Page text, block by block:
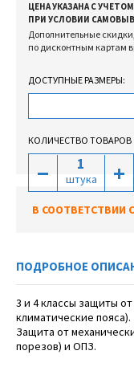
ЦЕНА УКАЗАНА С
ПРИ УСЛОВИИ
Дополнительные
по дисконтным картам
ДОСТУПНЫЕ РАЗМЕРЫ:
КОЛИЧЕСТВО ТОВАРОВ
штука
В СООТВЕТСТВИИ С
ПОДРОБНОЕ
3 и 4 классы защиты
климатические пояса).
Защита от
порезов) и ОПЗ.